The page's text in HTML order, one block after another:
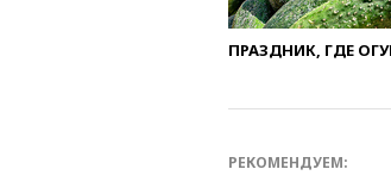
ПРАЗДНИК, ГДЕ
РЕКОМЕНДУЕМ: